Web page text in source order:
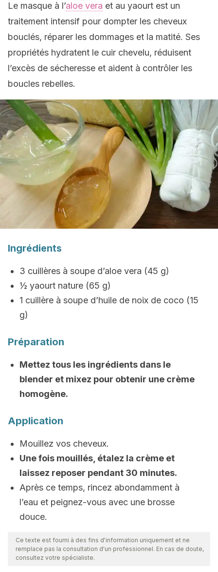
Le masque à l’aloe vera et au yaourt est un
traitement intensif pour dompter les cheveux
bouclés, réparer les dommages et la matité. Ses
propriétés hydratent le cuir chevelu, réduisent
l’excès de sécheresse et aident à contrôler les
boucles rebelles.
Ingrédients
3 cuillères à soupe d’aloe vera (45 g)
½ yaourt nature (65 g)
1 cuillère à soupe d’huile de noix de coco (15
g)
Préparation
Mettez tous les ingrédients dans le
blender et mixez pour obtenir une crème
homogène.
Application
Mouillez vos cheveux.
Une fois mouillés, étalez la crème et
laissez reposer pendant 30 minutes.
Après ce temps, rincez abondamment à
l’eau et peignez-vous avec une brosse
douce.
Ce texte est fourni à des fins d'information uniquement et ne
remplace pas la consultation d'un professionnel. En cas de doute,
consultez votre spécialiste.